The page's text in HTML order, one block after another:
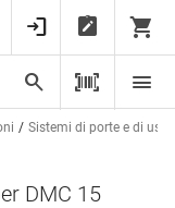
Sistemi di porte e di
DMC 15